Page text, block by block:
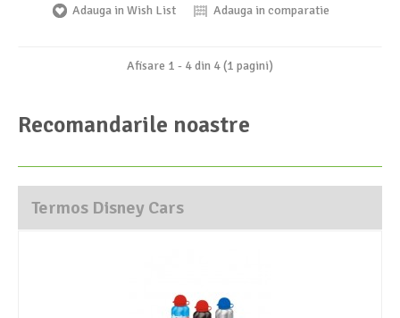
Adauga in Wish List Adauga in comparatie
Afisare 1 - 4 din 4 (1 pagini)
Recomandarile noastre
Termos Disney Cars